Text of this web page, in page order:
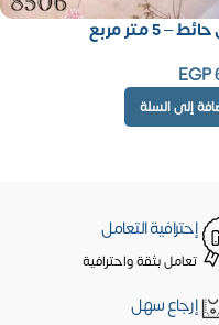
– 5 متر مربع
EGP
إلى السلة
إحترافية التعامل
تعامل بثقة واحترافية
إرجاع سهل